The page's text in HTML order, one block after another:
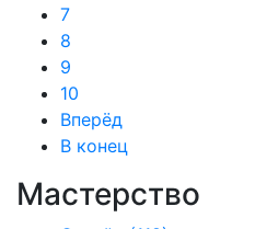
7
8
9
10
Вперёд
В конец
Мастерство